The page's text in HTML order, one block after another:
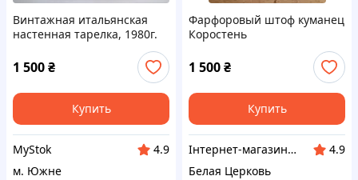
Винтажная итальянская
настенная тарелка, 1980г.
1 500₴
Купить
MyStok
4.9
м. Южне
Фарфоровый штоф куманец
Коростень
1 500₴
Купить
Інтернет-магазин Сувенір
4.9
Белая Церковь